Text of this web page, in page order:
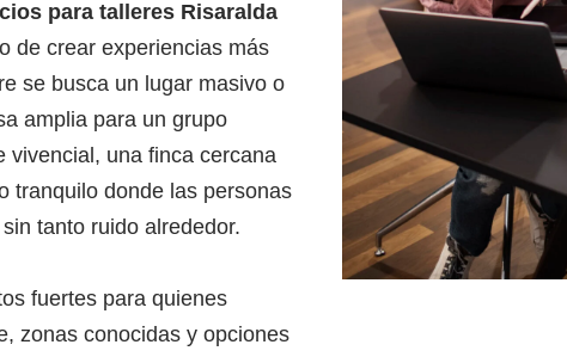
para talleres Risaralda
de crear experiencias más
se busca un lugar masivo o
amplia para un grupo
vivencial, una finca cercana
tranquilo donde las personas
tanto ruido alrededor.
fuertes para quienes
zonas conocidas y opciones